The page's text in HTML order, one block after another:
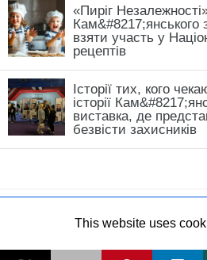
«Пиріг
Кам&#8217;янського
взяти участь у
рецептів
Історії тих, кого
історії
виставка, де
безвісти захисників
All Rights Reserved View
This website uses